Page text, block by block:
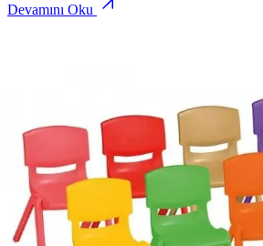
Devamını Oku